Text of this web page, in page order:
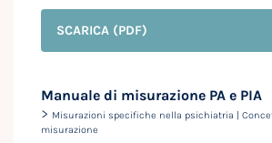
SCARICA (PDF)
Manuale di misurazione PA e PIA
> Misurazioni specifiche nella psichiatria |
misurazione